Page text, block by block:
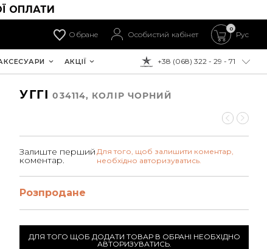
ОПЛАТИ
Обране Особистий кабінет
0
Рус
ДО ОПЛАТИ:
+38 (068) 322 - 29 - 71
АКЦІЇ
УГГІ034114, КОЛIР ЧОРНИЙ
Залиште перший
коментар.
Для того, щоб залишити коментар,
необхідно авторизуватись.
Розпродане
ДЛЯ ТОГО ЩОБ ДОДАТИ ТОВАР В ОБРАНІ НЕОБХІДНО
АВТОРИЗУВАТИСЬ.